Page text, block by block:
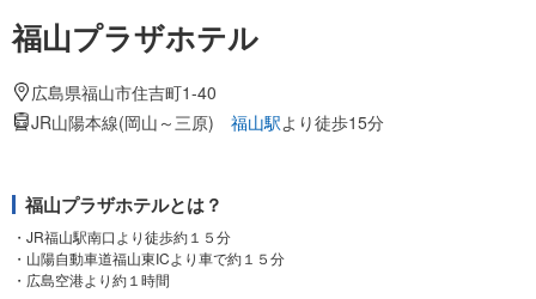
福山プラザホテル
広島県福山市住吉町1-40
JR山陽本線(岡山～三原) 福山駅より徒歩15分
福山プラザホテルとは？
・JR福山駅南口より徒歩約１５分
・山陽自動車道福山東ICより車で約１５分
・広島空港より約１時間